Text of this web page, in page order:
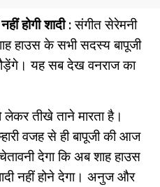
होगी शादी :संगीत सेरेमनी
हाउस के सभी सदस्य बापूजी
यह सब देख वनराज का
तीखे ताने मारता है।
वजह से ही बापूजी की आज
देगा कि अब शाह हाउस
नहीं होने देगा। अनुज और